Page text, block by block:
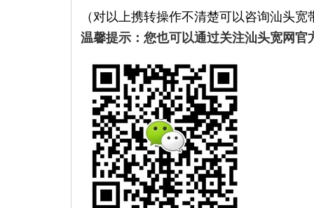
（对以上携转操作不清楚可以咨询汕头宽
温馨提示：您也可以通过关注汕头宽网